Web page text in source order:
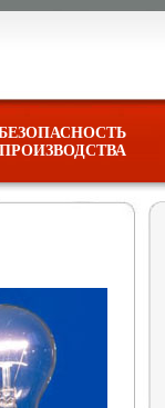
ПРОИЗВОДСТВА